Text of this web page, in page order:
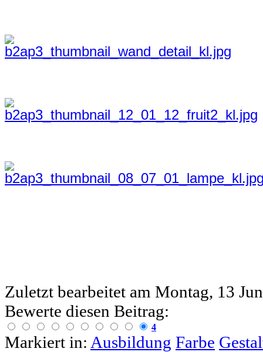
Zuletzt bearbeitet am Montag, 13
Bewerte diesen Beitrag:
4
Markiert in: Ausbildung Farbe